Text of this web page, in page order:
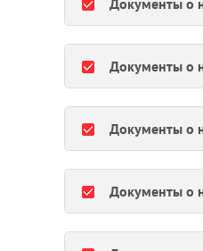
Документы о
Документы о
Документы о
Документы о